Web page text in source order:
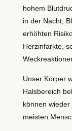
hohem
in der Nacht,
erhöhten
Herzinfarkte,
Unser Körper
Halsbereich
können
meisten